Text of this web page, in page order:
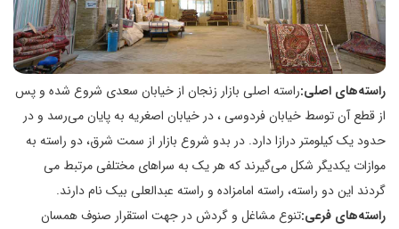
راسته‌های اصلی:راسته اصلی بازار زنجان از خیابان سعدی شروع شده و پس
از قطع آن توسط خیابان فردوسی ، در خیابان اصغریه به پایان می‌رسد و در
حدود یک کیلومتر درازا دارد. در بدو شروع بازار از سمت شرق، دو راسته به
موازات یکدیگر شکل می‌گیرند که هر یک به سراهای مختلفی مرتبط می
گردند این دو راسته، راسته امامزاده و راسته عبدالعلی بیک نام دارند.
راسته‌های فرعی:تنوع مشاغل و گردش در جهت استقرار صنوف همسان